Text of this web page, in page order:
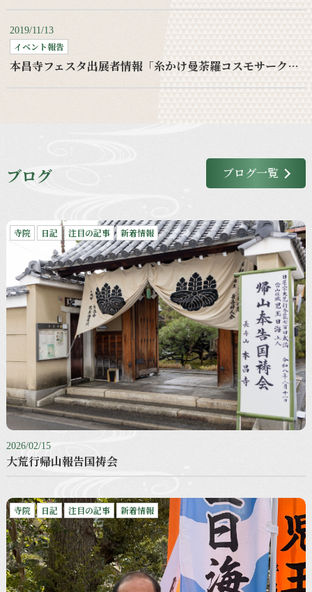
2019/11/13
イベント報告
本昌寺フェスタ出展者情報「糸かけ曼荼羅コスモサークルワークショップ」
ブログ ブログ一覧
寺院 日記 注目の記事 新着情報
2026/02/15
大荒行帰山報告国祷会
寺院 日記 注目の記事 新着情報